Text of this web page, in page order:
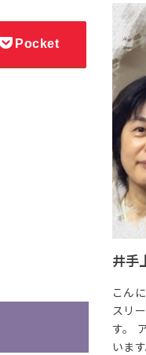
Pocket
井手
こん
スリ
す。
いま